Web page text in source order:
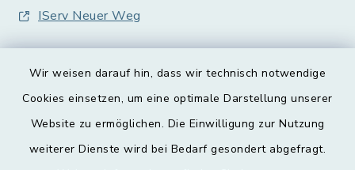
Wir weisen darauf hin, dass wir technisch notwendige
Cookies einsetzen, um eine optimale Darstellung unserer
Website zu ermöglichen. Die Einwilligung zur Nutzung
weiterer Dienste wird bei Bedarf gesondert abgefragt.
IServ Neuer Weg
Kontakt